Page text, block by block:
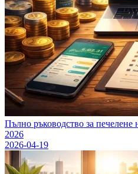
Пълно ръководство за печелене
2026
2026-04-19